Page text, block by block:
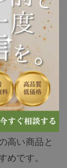
は、上記の
ィッグ イト
ウィッグの
高い商品と
です。